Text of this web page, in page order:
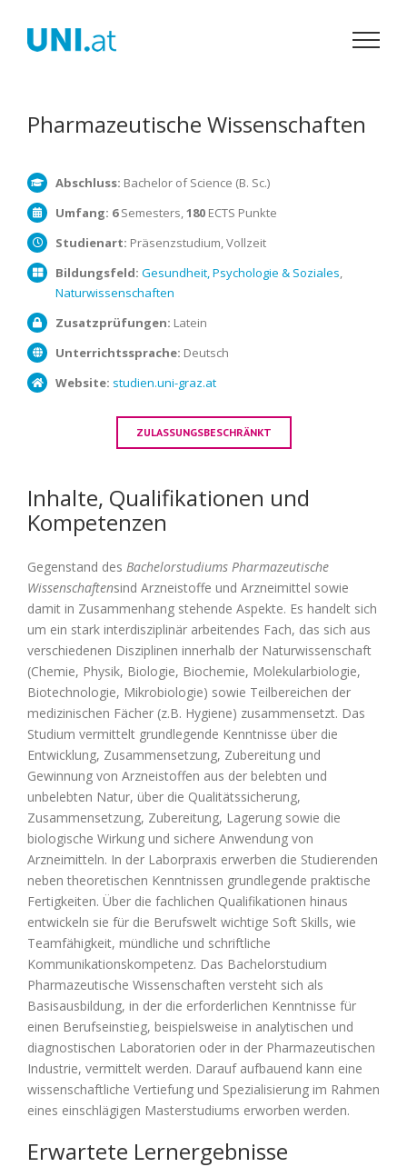
Inhalt
springen
Pharmazeutische Wissenschaften
Abschluss: Bachelor of Science (B. Sc.)
Umfang: 6Semesters,180 ECTS Punkte
Studienart: Präsenzstudium, Vollzeit
Bildungsfeld: Gesundheit, Psychologie & Soziales,
Naturwissenschaften
Zusatzprüfungen: Latein
Unterrichtssprache: Deutsch
Website: studien.uni-graz.at
ZULASSUNGSBESCHRÄNKT
Inhalte, Qualifikationen und
Kompetenzen
Gegenstand des Bachelorstudiums Pharmazeutische
Wissenschaftensind Arzneistoffe und Arzneimittel sowie
damit in Zusammenhang stehende Aspekte. Es handelt sich
um ein stark interdisziplinär arbeitendes Fach, das sich aus
verschiedenen Disziplinen innerhalb der Naturwissenschaft
(Chemie, Physik, Biologie, Biochemie, Molekularbiologie,
Biotechnologie, Mikrobiologie) sowie Teilbereichen der
medizinischen Fächer (z.B. Hygiene) zusammensetzt. Das
Studium vermittelt grundlegende Kenntnisse über die
Entwicklung, Zusammensetzung, Zubereitung und
Gewinnung von Arzneistoffen aus der belebten und
unbelebten Natur, über die Qualitätssicherung,
Zusammensetzung, Zubereitung, Lagerung sowie die
biologische Wirkung und sichere Anwendung von
Arzneimitteln. In der Laborpraxis erwerben die Studierenden
neben theoretischen Kenntnissen grundlegende praktische
Fertigkeiten. Über die fachlichen Qualifikationen hinaus
entwickeln sie für die Berufswelt wichtige Soft Skills, wie
Teamfähigkeit, mündliche und schriftliche
Kommunikationskompetenz. Das Bachelorstudium
Pharmazeutische Wissenschaften versteht sich als
Basisausbildung, in der die erforderlichen Kenntnisse für
einen Berufseinstieg, beispielsweise in analytischen und
diagnostischen Laboratorien oder in der Pharmazeutischen
Industrie, vermittelt werden. Darauf aufbauend kann eine
wissenschaftliche Vertiefung und Spezialisierung im Rahmen
eines einschlägigen Masterstudiums erworben werden.
Erwartete Lernergebnisse